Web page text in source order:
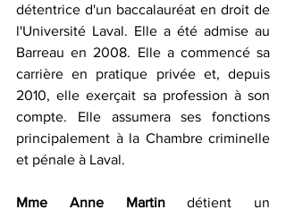
détentrice d'un baccalauréat en droit de
l'Université Laval. Elle a été admise au
Barreau en 2008. Elle a commencé sa
carrière en pratique privée et, depuis
2010, elle exerçait sa profession à son
compte. Elle assumera ses fonctions
principalement à la Chambre criminelle
et pénale à Laval.
Mme Anne Martin détient un